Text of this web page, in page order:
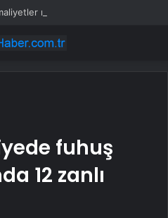
fuhuş
12 zanlı